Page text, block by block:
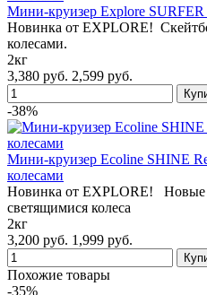
Мини-круизер Explore SURFER
Новинка от EXPLORE!
колесами.
2кг
3,380 руб. 2,599 руб.
-38%
Мини-круизер Ecoline SHINE
колесами
Новинка от EXPLORE! Новые
светящимися колеса
2кг
3,200 руб. 1,999 руб.
Похожие товары
-35%